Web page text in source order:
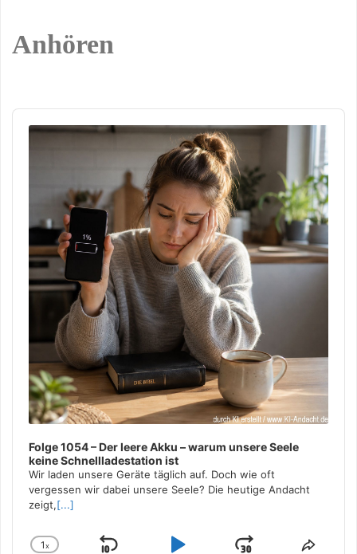
Anhören
Audio
Player
Folge 1054 – Der leere Akku – warum unsere Seele
keine Schnellladestation ist
Wir laden unsere Geräte täglich auf. Doch wie oft
vergessen wir dabei unsere Seele? Die heutige Andacht
zeigt,[...]
1x